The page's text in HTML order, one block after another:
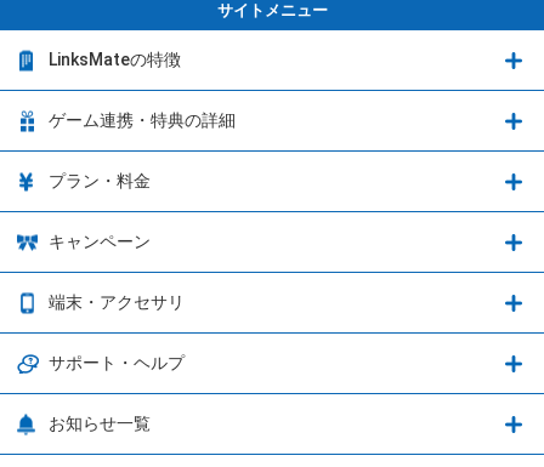
サイトメニュー
LinksMateの特徴
LinksMateの特徴
音声通話料金がもっとオトクに
データ通信容量繰り越し
通信エリアと通信速度状況
つながる端末保証
ゲーム連携・特典の詳細
ゲーム連携・特典の詳細
ブレイブソード×ブレイズソウル
ウマ娘 プリティーダービー
プリンセスコネクト！Re:Dive
プラン・料金
プラン・料金
3種類のSIMタイプ
日割り計算
キャンペーン
お得なキャンペーン実施中！
OPPO端末購入キャンペーン第5弾
端末・アクセサリ
端末・アクセサリ
iPhone利用について
サポート・ヘルプ
サポート・ヘルプ
お知らせ一覧